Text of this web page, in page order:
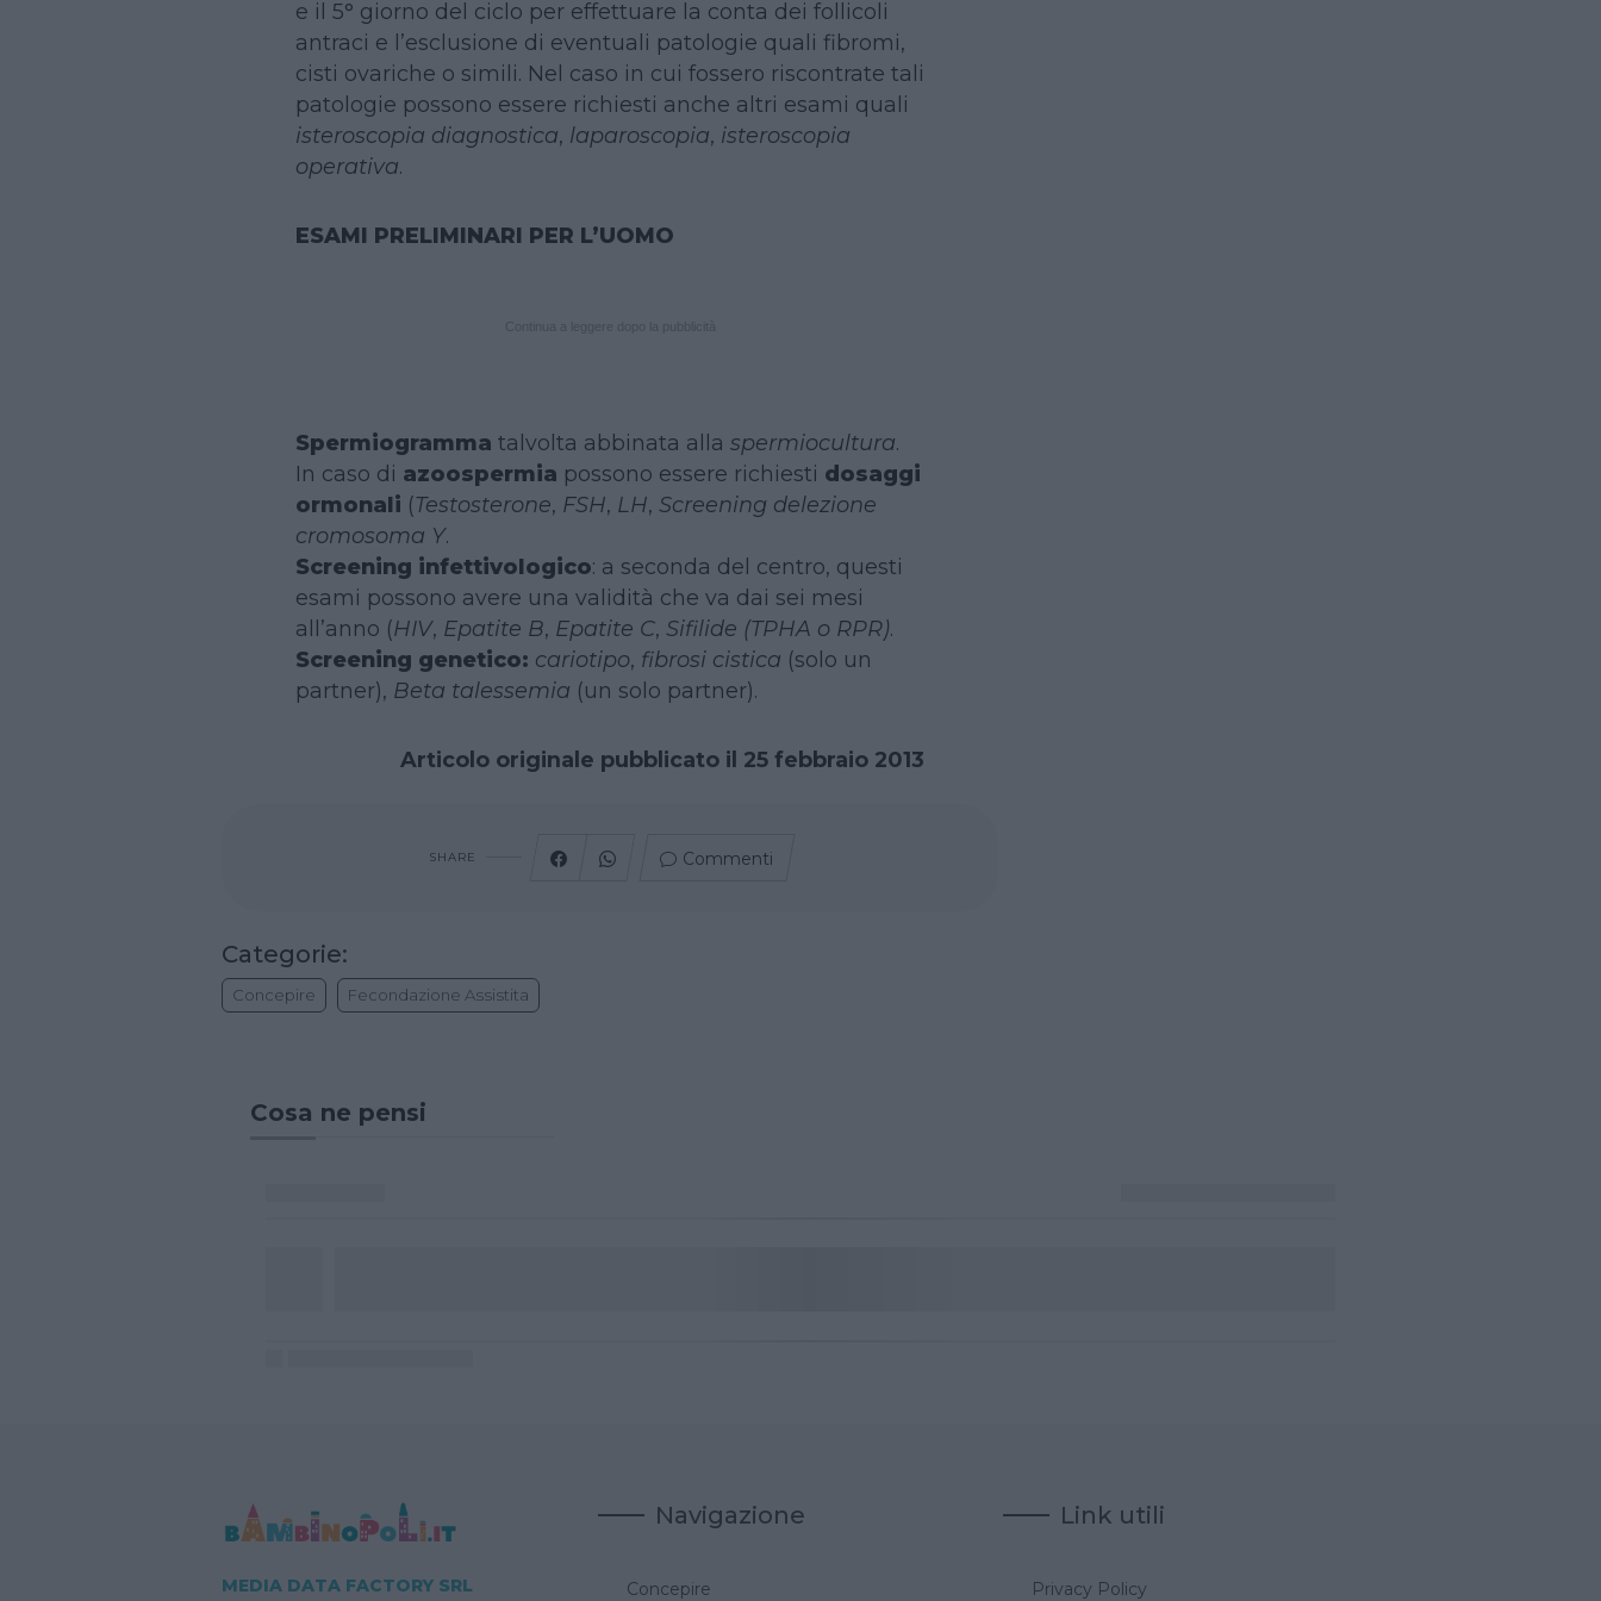
e il 5° giorno del ciclo per effettuare la conta dei follicoli
antraci e l’esclusione di eventuali patologie quali fibromi,
cisti ovariche o simili. Nel caso in cui fossero riscontrate tali
patologie possono essere richiesti anche altri esami quali
isteroscopia diagnostica, laparoscopia, isteroscopia
operativa.
ESAMI PRELIMINARI PER L’UOMO
Spermiogramma talvolta abbinata alla spermiocultura.
In caso di azoospermia possono essere richiesti dosaggi
ormonali (Testosterone, FSH, LH, Screening delezione
cromosoma Y.
Screening infettivologico: a seconda del centro, questi
esami possono avere una validità che va dai sei mesi
all’anno (HIV, Epatite B, Epatite C, Sifilide (TPHA o RPR).
Screening genetico: cariotipo, fibrosi cistica (solo un
partner), Beta talessemia (un solo partner).
Articolo originale pubblicato il 25 febbraio 2013
SHARE Commenti
Categorie:
Concepire Fecondazione Assistita
Cosa ne pensi
MEDIA DATA FACTORY SRL
Navigazione
Concepire
Link utili
Privacy Policy